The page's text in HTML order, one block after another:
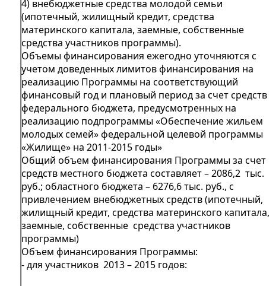
4) внебюджетные средства молодой семьи
(ипотечный, жилищный кредит, средства
материнского капитала, заемные, собственные
средства участников программы).
Объемы финансирования ежегодно уточняются с
учетом доведенных лимитов финансирования на
реализацию Программы на соответствующий
финансовый год и плановый период за счет средств
федерального бюджета, предусмотренных на
реализацию подпрограммы «Обеспечение жильем
молодых семей» федеральной целевой программы
«Жилище» на 2011-2015 годы»
Общий объем финансирования Программы за счет
средств местного бюджета составляет – 2086,2 тыс.
руб.; областного бюджета – 6276,6 тыс. руб., с
привлечением внебюджетных средств (ипотечный,
жилищный кредит, средства материнского капитала,
заемные, собственные средства участников
программы)
Объем финансирования Программы:
- для участников 2013 – 2015 годов: